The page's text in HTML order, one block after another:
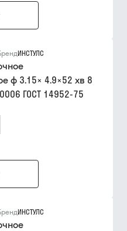
ИНСТУЛС
ф 3.15× 4.9×52 хв 8
ГОСТ 14952-75
ИНСТУЛС